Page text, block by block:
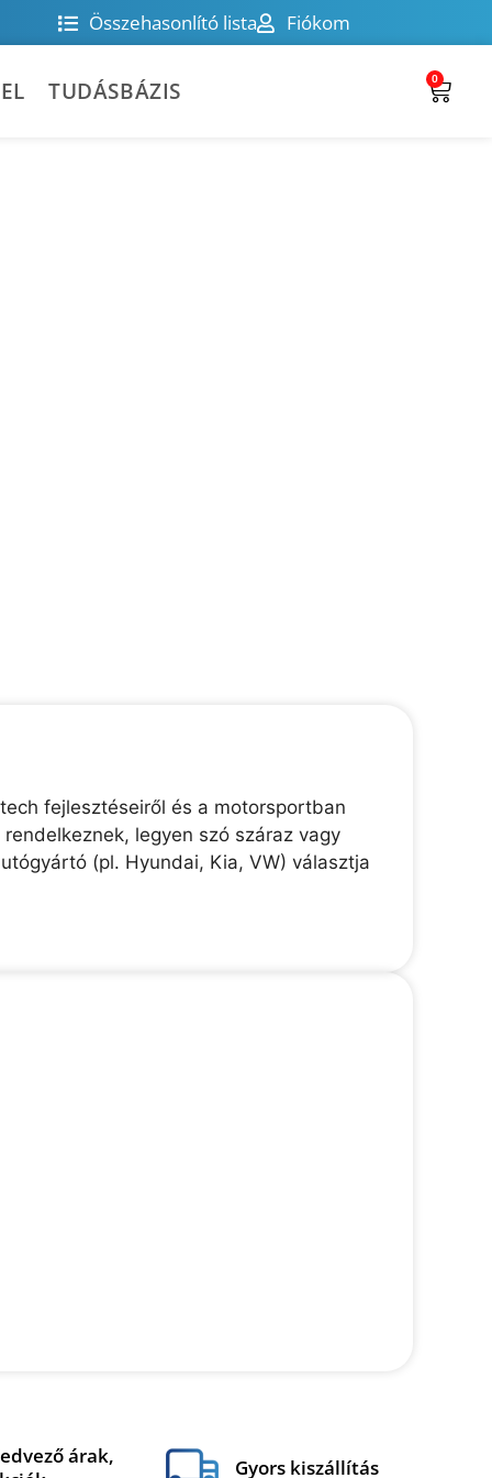
Összehasonlító lista Fiókom
TUDÁSBÁZIS 0
fejlesztéseiről és a motorsportban
legyen szó száraz vagy
(pl. Hyundai, Kia, VW) választja
árak,
Gyors kiszállítás